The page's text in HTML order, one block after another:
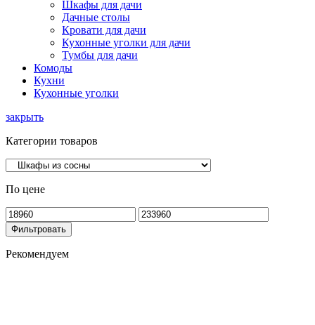
Шкафы для дачи
Дачные столы
Кровати для дачи
Кухонные уголки для дачи
Тумбы для дачи
Комоды
Кухни
Кухонные уголки
закрыть
Категории товаров
По цене
Фильтровать
Рекомендуем